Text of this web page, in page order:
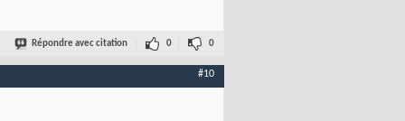
Répondre avec citation 0 0
#10